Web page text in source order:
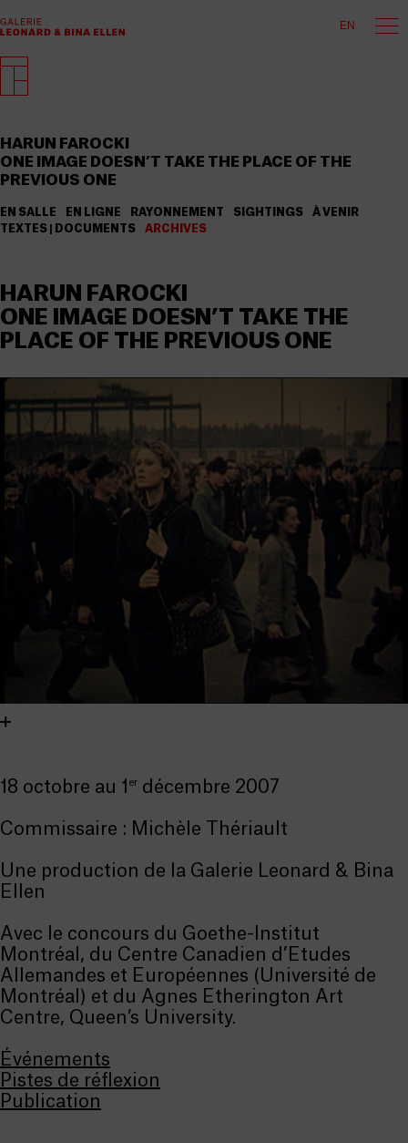
EN
HARUN FAROCKI
ONE IMAGE DOESN’T TAKE THE PLACE OF THE
PREVIOUS ONE
EN SALLE EN LIGNE RAYONNEMENT SIGHTINGS
À VENIR
TEXTES | DOCUMENTS
ARCHIVES
HARUN FAROCKI
ONE IMAGE DOESN’T TAKE THE
PLACE OF THE PREVIOUS ONE
18 octobre au 1 er décembre 2007
Commissaire : Michèle Thériault
Une production de la Galerie Leonard & Bina
Ellen
Avec le concours du Goethe-Institut
Montréal, du Centre Canadien d’Etudes
Allemandes et Européennes (Université de
Montréal) et du Agnes Etherington Art
Centre, Queen’s University.
Événements
Pistes de réflexion
Publication